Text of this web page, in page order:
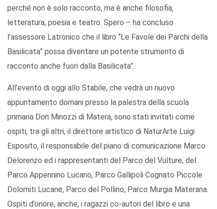
perché non è solo racconto, ma è anche filosofia,
letteratura, poesia e teatro. Spero – ha concluso
l’assessore Latronico che il libro “Le Favole dei Parchi della
Basilicata” possa diventare un potente strumento di
racconto anche fuori dalla Basilicata”.
All’evento di oggi allo Stabile, che vedrà un nuovo
appuntamento domani presso la palestra della scuola
primaria Don Minozzi di Matera, sono stati invitati come
ospiti, tra gli altri, il direttore artistico di NaturArte Luigi
Esposito, il responsabile del piano di comunicazione Marco
Delorenzo ed i rappresentanti del Parco del Vulture, del
Parco Appennino Lucano, Parco Gallipoli Cognato Piccole
Dolomiti Lucane, Parco del Pollino, Parco Murgia Materana.
Ospiti d’onore, anche, i ragazzi co-autori del libro e una